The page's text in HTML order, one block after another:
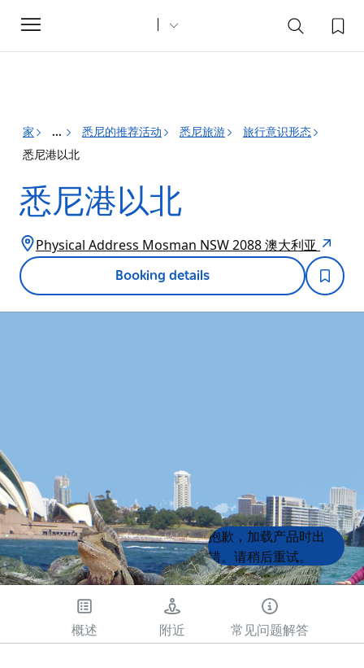
Toggle
navigation
家 ... 悉尼的推荐活动 悉尼旅游
旅行意识形态
悉尼港以北
悉尼港以北
Physical Address Mosman NSW 2088 澳大利亚
Booking details
Product
List
Product
List
抱歉，加载产品时出
错。请稍后重试。
概述 附近 常见问题解答